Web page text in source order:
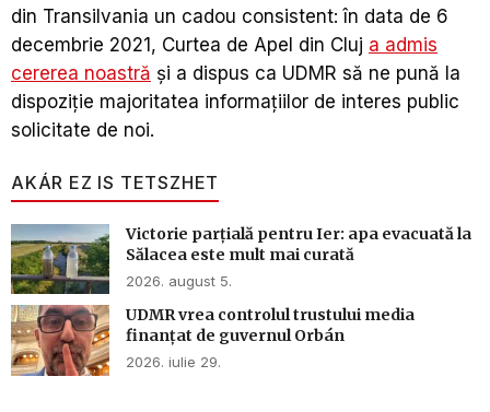
din Transilvania un cadou consistent: în data de 6
decembrie 2021, Curtea de Apel din Cluj a admis
cererea noastră și a dispus ca UDMR să ne pună la
dispoziție majoritatea informațiilor de interes public
solicitate de noi.
AKÁR EZ IS TETSZHET
Victorie parțială pentru Ier: apa evacuată la
Sălacea este mult mai curată
2026. august 5.
UDMR vrea controlul trustului media
finanțat de guvernul Orbán
2026. iulie 29.